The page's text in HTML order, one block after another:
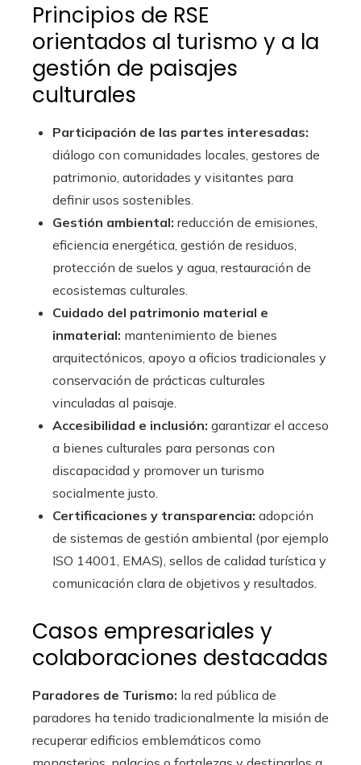
Principios de RSE
orientados al turismo y a la
gestión de paisajes
culturales
Participación de las partes interesadas:
diálogo con comunidades locales, gestores de
patrimonio, autoridades y visitantes para
definir usos sostenibles.
Gestión ambiental: reducción de emisiones,
eficiencia energética, gestión de residuos,
protección de suelos y agua, restauración de
ecosistemas culturales.
Cuidado del patrimonio material e
inmaterial: mantenimiento de bienes
arquitectónicos, apoyo a oficios tradicionales y
conservación de prácticas culturales
vinculadas al paisaje.
Accesibilidad e inclusión: garantizar el acceso
a bienes culturales para personas con
discapacidad y promover un turismo
socialmente justo.
Certificaciones y transparencia: adopción
de sistemas de gestión ambiental (por ejemplo
ISO 14001, EMAS), sellos de calidad turística y
comunicación clara de objetivos y resultados.
Casos empresariales y
colaboraciones destacadas
Paradores de Turismo: la red pública de
paradores ha tenido tradicionalmente la misión de
recuperar edificios emblemáticos como